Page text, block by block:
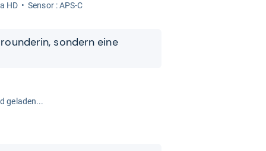
HD Sen­sor : APS-C
son­dern eine
geladen...